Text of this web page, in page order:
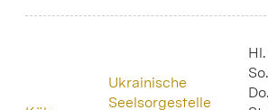
Ukrainische
Seelsorgestelle